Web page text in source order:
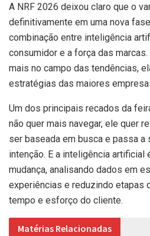
A NRF 2026 deixou claro que o
definitivamente em uma nova
combinação entre inteligência
consumidor e a força das
mais no campo das tendências,
estratégias das maiores
Um dos principais recados da
não quer mais navegar, ele quer
ser baseada em busca e passa a
intenção. E a inteligência
mudança, analisando dados em
experiências e reduzindo etapas
tempo e esforço do cliente.
Matérias Relacionadas